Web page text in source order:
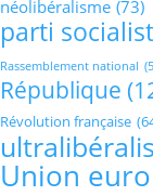
néolibéralisme (73)
parti
Rassemblement national
République
Révolution française
Union